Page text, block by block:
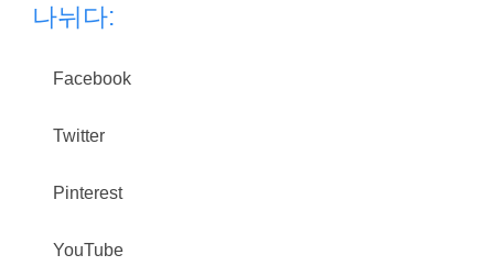
나뉘다:
Facebook
Twitter
Pinterest
YouTube